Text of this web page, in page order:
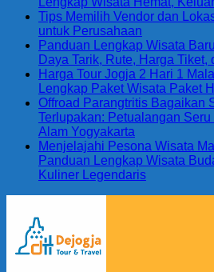
Tips Memilih Vendor dan
untuk Perusahaan
Panduan Lengkap Wisata
Daya Tarik, Rute, Harga Tiket,
Harga Tour Jogja 2 Hari 1
Lengkap Paket Wisata Paket
Offroad Parangtritis Bagaikan
Terlupakan: Petualangan
Alam Yogyakarta
Menjelajahi Pesona Wisata
Panduan Lengkap Wisata
Kuliner Legendaris